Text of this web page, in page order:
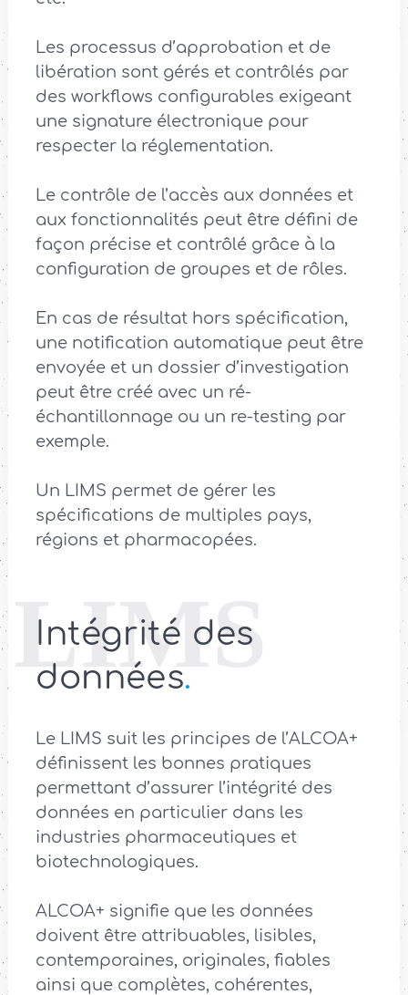
Les processus d’approbation et de
libération sont gérés et contrôlés par
des workflows configurables exigeant
une signature électronique pour
respecter la réglementation.
Le contrôle de l’accès aux données et
aux fonctionnalités peut être défini de
façon précise et contrôlé grâce à la
configuration de groupes et de rôles.
En cas de résultat hors spécification,
une notification automatique peut être
envoyée et un dossier d’investigation
peut être créé avec un ré-
échantillonnage ou un re-testing par
exemple.
Un LIMS permet de gérer les
spécifications de multiples pays,
régions et pharmacopées.
Intégrité des
données.
Le LIMS suit les principes de l’ALCOA+
définissent les bonnes pratiques
permettant d’assurer l’intégrité des
données en particulier dans les
industries pharmaceutiques et
biotechnologiques.
ALCOA+ signifie que les données
doivent être attribuables, lisibles,
contemporaines, originales, fiables
ainsi que complètes, cohérentes,